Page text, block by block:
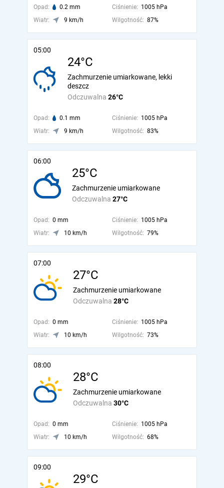
Opad: 0.2 mm Ciśnienie: 1005 hPa
Wiatr:
9 km/h Wilgotność: 87%
05:00
24°C
Odczuwalna 26°C
Zachmurzenie umiarkowane, lekki
deszcz
Opad: 0.1 mm Ciśnienie: 1005 hPa
Wiatr:
9 km/h Wilgotność: 83%
06:00
25°C
Odczuwalna 27°C
Zachmurzenie umiarkowane
Opad: 0 mm Ciśnienie: 1005 hPa
Wiatr:
10 km/h Wilgotność: 79%
07:00
27°C
Odczuwalna 28°C
Zachmurzenie umiarkowane
Opad: 0 mm Ciśnienie: 1005 hPa
Wiatr:
10 km/h Wilgotność: 73%
08:00
28°C
Odczuwalna 30°C
Zachmurzenie umiarkowane
Opad: 0 mm Ciśnienie: 1005 hPa
Wiatr:
10 km/h Wilgotność: 68%
09:00
29°C